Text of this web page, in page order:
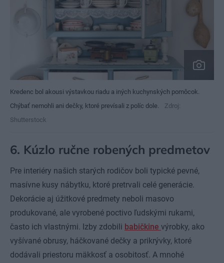
Kredenc bol akousi výstavkou riadu a iných kuchynských pomôcok.
Chýbať nemohli ani dečky, ktoré prevísali z políc dole.
Zdroj:
Shutterstock
6. Kúzlo ručne robených predmetov
Pre interiéry našich starých rodičov boli typické pevné,
masívne kusy nábytku, ktoré pretrvali celé generácie.
Dekorácie aj úžitkové predmety neboli masovo
produkované, ale vyrobené poctivo ľudskými rukami,
často ich vlastnými. Izby zdobili babičkine výrobky, ako
vyšívané obrusy, háčkované dečky a prikrývky, ktoré
dodávali priestoru mäkkosť a osobitosť. A mnohé